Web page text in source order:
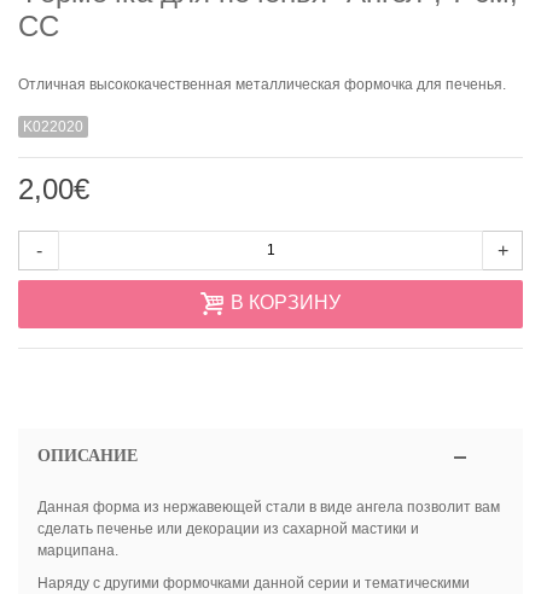
CC
Отличная высококачественная металлическая формочка для печенья.
K022020
2,00€
- +
В КОРЗИНУ
ОПИСАНИЕ
Данная форма из нержавеющей стали в виде ангела позволит вам
сделать печенье или декорации из сахарной мастики и
марципана.
Наряду с другими формочками данной серии и тематическими